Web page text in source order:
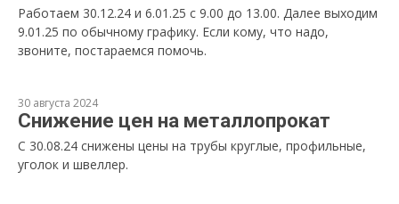
Работаем 30.12.24 и 6.01.25 с 9.00 до 13.00. Далее выходим
9.01.25 по обычному графику. Если кому, что надо,
звоните, постараемся помочь.
30 августа 2024
Снижение цен на металлопрокат
С 30.08.24 снижены цены на трубы круглые, профильные,
уголок и швеллер.